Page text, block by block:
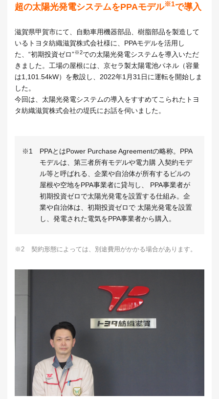
超の太陽光発電システムをPPAモデル※1で導入
滋賀県甲賀市にて、自動車用機器部品、樹脂部品を製造して
いるトヨタ紡織滋賀株式会社様に、PPAモデルを活用し
た、“初期投資ゼロ”※2での太陽光発電システムを導入いただ
きました。工場の屋根には、京セラ製太陽電池パネル（容量
は1,101.54kW）を敷設し、2022年1月31日に運転を開始しま
した。
今回は、太陽光発電システムの導入をすすめてこられたトヨ
タ紡織滋賀株式会社の堤氏にお話を伺いました。
※1
PPAとはPower Purchase Agreementの略称。PPA
モデルは、第三者所有モデルや電力購 入契約モデ
ル等と呼ばれる、企業や自治体が所有するビルの
屋根や空地をPPA事業者に貸与し、 PPA事業者が
初期投資ゼロで太陽光発電を設置する仕組み。企
業や自治体は、初期投資ゼロで 太陽光発電を設置
し、発電された電気をPPA事業者から購入。
※2 契約形態によっては、別途費用がかかる場合があります。